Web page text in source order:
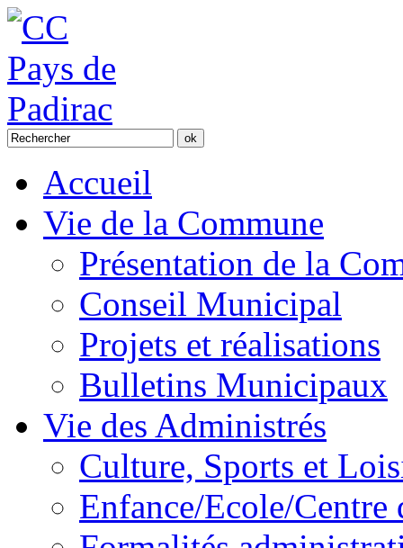
Accueil
Vie de la Commune
Présentation de la
Conseil Municipal
Projets et réalisations
Bulletins Municipaux
Vie des Administrés
Culture, Sports et
Enfance/Ecole/Centre